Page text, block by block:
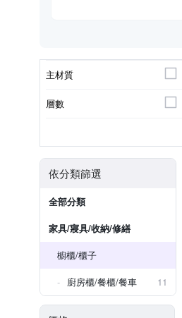
主材質
層數
依分類篩選
全部分類
家具/寢具/收納/修繕
櫥櫃/櫃子
廚房櫃/餐櫃/餐車
11